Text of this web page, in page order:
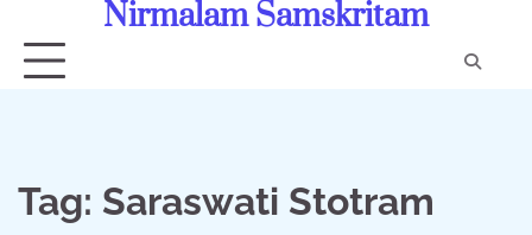
content
Nirmalam Samskritam
Tag: Saraswati Stotram